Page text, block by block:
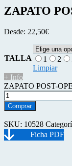
ZAPATO
Desde: 22,50€
TALLA 1 2
Limpiar
+ Info
ZAPATO POST-
Comprar
SKU: 10528